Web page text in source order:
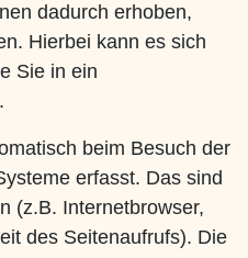
dadurch erhoben,
Hierbei kann es sich
Sie in ein
beim Besuch der
erfasst. Das sind
(z.B. Internetbrowser,
des Seitenaufrufs). Die